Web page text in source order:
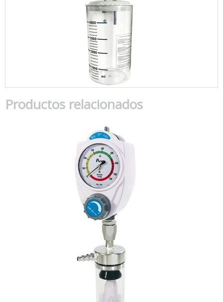
Productos relacionados